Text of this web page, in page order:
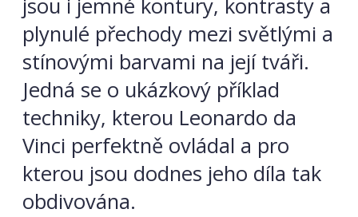
jsou i jemné kontury, kontrasty a
plynulé přechody mezi světlými a
stínovými barvami na její tváři.
Jedná se o ukázkový příklad
techniky, kterou Leonardo da
Vinci perfektně ovládal a pro
kterou jsou dodnes jeho díla tak
obdivována.